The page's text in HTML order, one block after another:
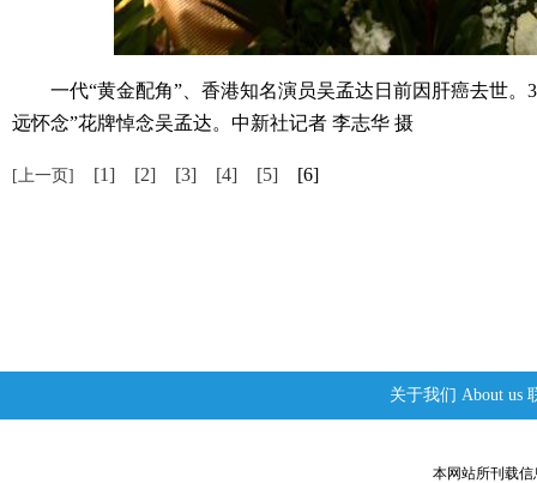
一代“黄金配角”、香港知名演员吴孟达日前因肝癌去世。
远怀念”花牌悼念吴孟达。中新社记者 李志华 摄
[上一页] [1] [2] [3] [4] [5] [6]
关于我们 About us
本网站所刊载